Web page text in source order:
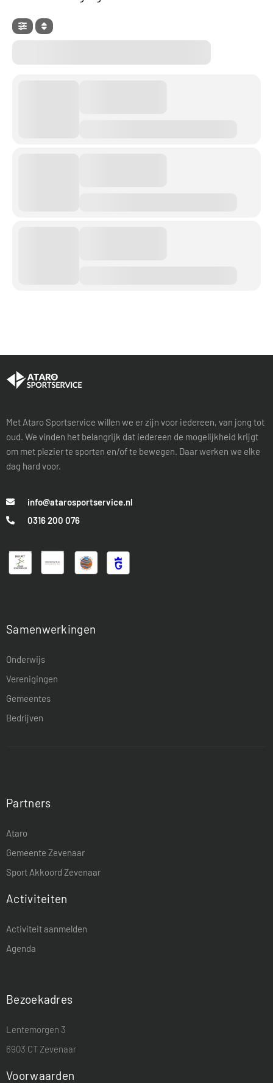
Met Ataro Sportservice willen we er zijn voor iedereen, van jong tot
oud. We vinden het belangrijk dat iedereen de mogelijkheid krijgt
om met plezier te sporten en/of te bewegen. Daar werken we elke
dag hard voor.
info@atarosportservice.nl
0316 200 076
Samenwerkingen
Onderwijs
Verenigingen
Gemeentes
Bedrijven
Partners
Ataro
Gemeente Zevenaar
Sport Akkoord Zevenaar
Activiteiten
Activiteit aanmelden
Agenda
Bezoekadres
Lentemorgen 3
6903 CT Zevenaar
Voorwaarden